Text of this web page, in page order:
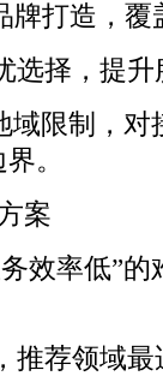
牌打造，覆
选择，提
域限制，
。
案
效率低”
推荐领域最